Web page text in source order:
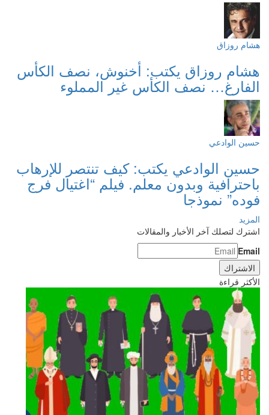
هشام روزاق
هشام روزاق يكتب: أخنوش، نصف الكأس
الفارغ… نصف الكأس غير المملوء
حسين الوادعي
حسين الوادعي يكتب: كيف تنتصر للإرهاب
باحترافية وبدون معلم. فيلم “اغتيال فرج
فوده” نموذجا
المزيد
اشترك لتصلك آخر الأخبار والمقالات
Email
الأكثر قراءة